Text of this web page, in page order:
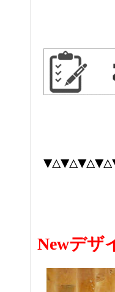
Newデザ